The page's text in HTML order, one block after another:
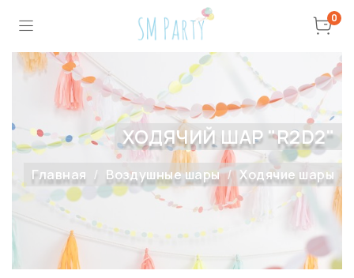
0
ХОДЯЧИЙ ШАР "R2D2"
Главная Воздушные шары Ходячие шары